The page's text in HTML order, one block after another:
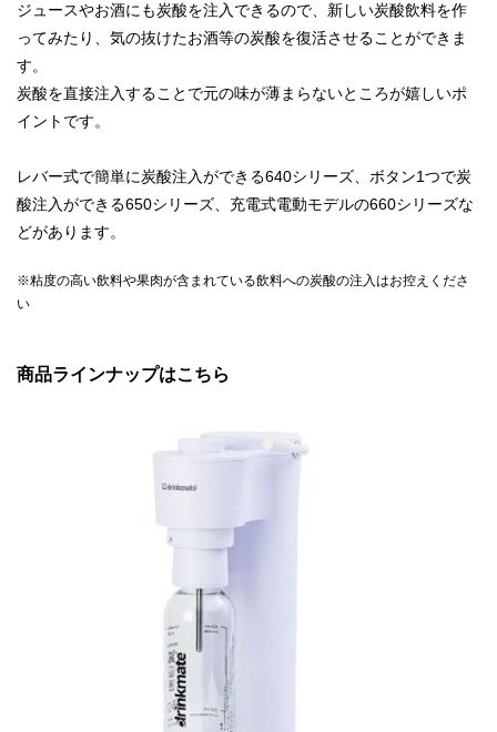
ジュースやお酒にも炭酸を注入できるので、新しい炭酸飲料を作
ってみたり、気の抜けたお酒等の炭酸を復活させることができま
す。
炭酸を直接注入することで元の味が薄まらないところが嬉しいポ
イントです。
レバー式で簡単に炭酸注入ができる640シリーズ、ボタン1つで炭
酸注入ができる650シリーズ、充電式電動モデルの660シリーズな
どがあります。
※粘度の高い飲料や果肉が含まれている飲料への炭酸の注入はお控えくださ
い
商品ラインナップはこちら